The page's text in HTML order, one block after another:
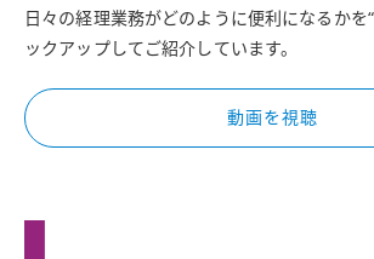
日々の経理業務がどのように便利になるかを
ックアップしてご紹介しています。
動画を視聴